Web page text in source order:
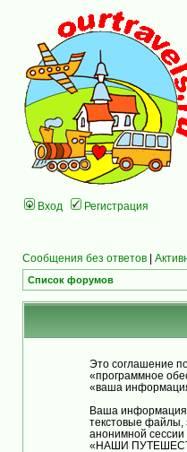
Вход Регистрация
Сообщения без ответов |
Список форумов
Это соглашение
«программное
«ваша
Ваша информация
текстовые файлы,
анонимной
«НАШИ